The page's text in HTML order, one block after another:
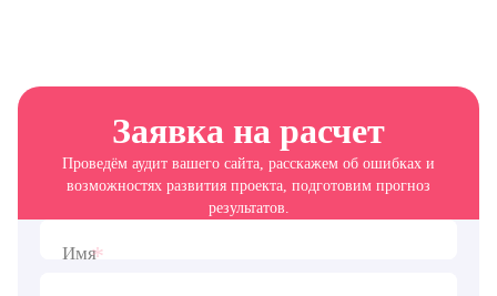
Заявка на расчет
Проведём аудит вашего сайта, расскажем об ошибках и
возможностях развития проекта, подготовим прогноз
результатов.
Имя*